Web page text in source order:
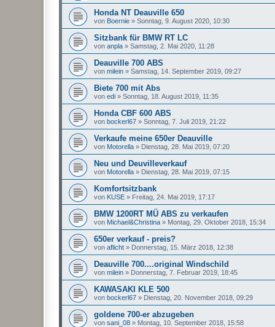
Honda NT Deauville 650
von Boernie » Sonntag, 9. August 2020, 10:30
Sitzbank für BMW RT LC
von anpla » Samstag, 2. Mai 2020, 11:28
Deauville 700 ABS
von milein » Samstag, 14. September 2019, 09:27
Biete 700 mit Abs
von edi » Sonntag, 18. August 2019, 11:35
Honda CBF 600 ABS
von bockerl67 » Sonntag, 7. Juli 2019, 21:22
Verkaufe meine 650er Deauville
von Motorella » Dienstag, 28. Mai 2019, 07:20
Neu und Deuvilleverkauf
von Motorella » Dienstag, 28. Mai 2019, 07:15
Komfortsitzbank
von KUSE » Freitag, 24. Mai 2019, 17:17
BMW 1200RT MÜ ABS zu verkaufen
von Michael&Christina » Montag, 29. Oktober 2018, 15:34
650er verkauf - preis?
von aflicht » Donnerstag, 15. März 2018, 12:38
Deauville 700....original Windschild
von milein » Donnerstag, 7. Februar 2019, 18:45
KAWASAKI KLE 500
von bockerl67 » Dienstag, 20. November 2018, 09:29
goldene 700-er abzugeben
von sani_08 » Montag, 10. September 2018, 15:58